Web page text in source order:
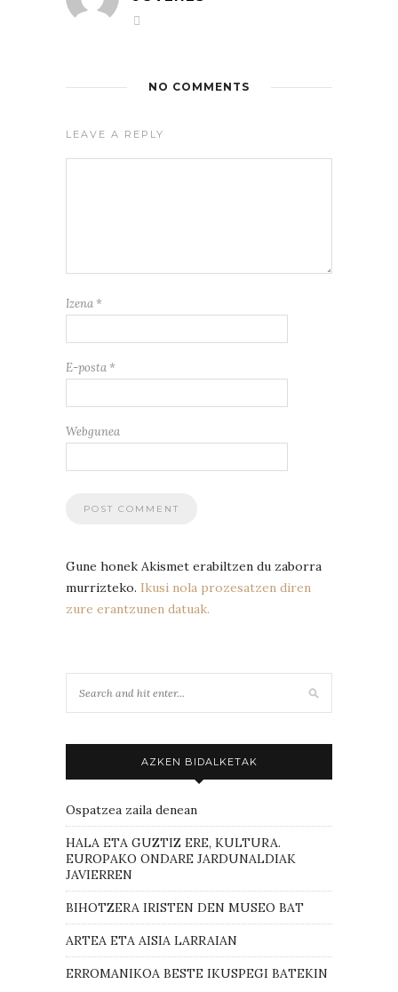
NO COMMENTS
LEAVE A REPLY
Izena *
E-posta *
Webgunea
Gune honek Akismet erabiltzen du zaborra
murrizteko. Ikusi nola prozesatzen diren
zure erantzunen datuak.
AZKEN BIDALKETAK
Ospatzea zaila denean
HALA ETA GUZTIZ ERE, KULTURA.
EUROPAKO ONDARE JARDUNALDIAK
JAVIERREN
BIHOTZERA IRISTEN DEN MUSEO BAT
ARTEA ETA AISIA LARRAIAN
ERROMANIKOA BESTE IKUSPEGI BATEKIN